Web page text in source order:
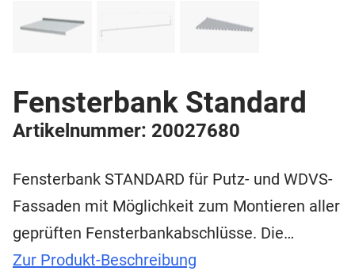
Fensterbank Standard
Artikelnummer: 20027680
Fensterbank STANDARD für Putz- und WDVS-
Fassaden mit Möglichkeit zum Montieren aller
geprüften Fensterbankabschlüsse. Die…
Zur Produkt-Beschreibung